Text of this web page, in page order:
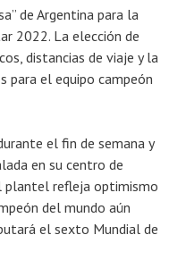
de Argentina para la
2022. La elección de
distancias de viaje y la
para el equipo campeón
el fin de semana y
en su centro de
plantel refleja optimismo
del mundo aún
el sexto Mundial de